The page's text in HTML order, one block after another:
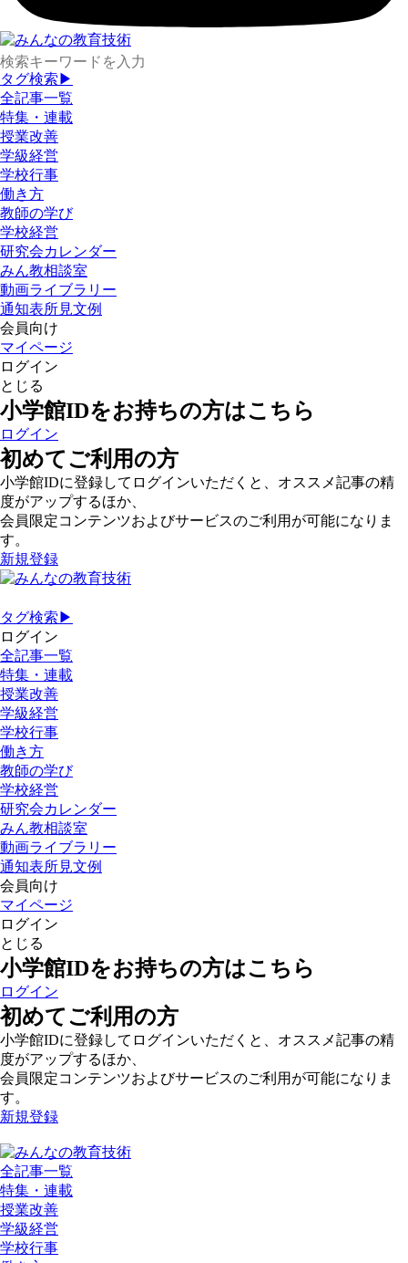
タグ検索▶
全記事一覧
特集・連載
授業改善
学級経営
学校行事
働き方
教師の学び
学校経営
研究会カレンダー
みん教相談室
動画ライブラリー
通知表所見文例
会員向け
マイページ
ログイン
とじる
小学館IDをお持ちの方はこちら
ログイン
初めてご利用の方
小学館IDに登録してログインいただくと、オススメ記事の精
度がアップするほか、
会員限定コンテンツおよびサービスのご利用が可能になりま
す。
新規登録
タグ検索▶
ログイン
全記事一覧
特集・連載
授業改善
学級経営
学校行事
働き方
教師の学び
学校経営
研究会カレンダー
みん教相談室
動画ライブラリー
通知表所見文例
会員向け
マイページ
ログイン
とじる
小学館IDをお持ちの方はこちら
ログイン
初めてご利用の方
小学館IDに登録してログインいただくと、オススメ記事の精
度がアップするほか、
会員限定コンテンツおよびサービスのご利用が可能になりま
す。
新規登録
全記事一覧
特集・連載
授業改善
学級経営
学校行事